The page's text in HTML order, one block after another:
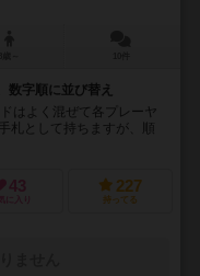
数字順に並び替え
よく混ぜて各プレーヤ
札として持ちますが、順
43
に入り
227
持ってる